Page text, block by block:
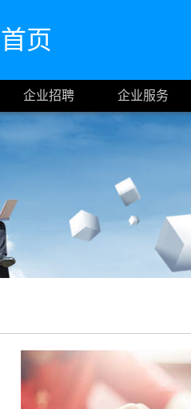
页
企业招聘 企业服务